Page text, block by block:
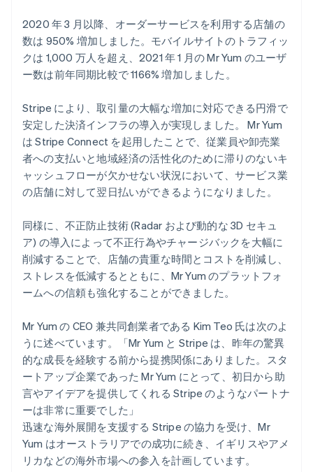
2020 年 3 月以降、オーダーサービスを利用する店舗の
数は 950% 増加しました。モバイルサイトのトラフィッ
クは 1,000 万人を超え、2021 年 1 月の Mr Yum のユーザ
ー数は前年同期比較で 1166% 増加しました。
Stripe により、取引量の大幅な増加に対応できる円滑で
安定した決済インフラの導入が実現しました。 Mr Yum
は Stripe Connect を起用したことで、従業員や卸売業
者への支払いと地域経済の活性化のために滞りのないキ
ャッシュフローが欠かせない状況において、サービス業
の店舗に対して翌日払いができるようになりました。
同様に、不正防止技術 (Radar および動的な 3D セキュ
ア) の導入によって不正行為やチャージバックを大幅に
削減することで、店舗の貴重な時間とコストを削減し、
ストレスを低減するとともに、Mr Yum のプラットフォ
ームへの信頼も強化することができました。
Mr Yum の CEO 兼共同創業者である Kim Teo 氏は次のよ
うに述べています。「Mr Yum と Stripe は、昨年の驚異
的な成長を経験する前から提携関係にありました。スタ
ートアップ企業であった Mr Yum にとって、初日から助
言やアイデアを提供してくれる Stripe のようなパートナ
ーは非常に重要でした」
迅速な海外展開を支援する Stripe の協力を受け、Mr
Yum はオーストラリアでの成功に続き、イギリスやアメ
リカなどの海外市場への参入を計画しています。
アイルランド
English
アメリカ
EnglishEspañol简体中文
アラブ首長国連邦
English
イギリス
English
イタリア